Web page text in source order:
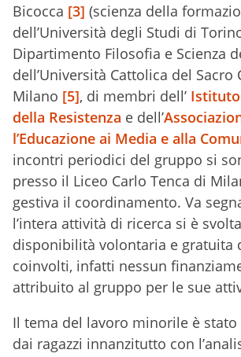
Bicocca [3] (scienza della
dell’Università degli Studi di
Dipartimento Filosofia e Scienza
dell’Università Cattolica del Sacro
Milano [5], di membri dell’ Istituto
della Resistenza e dell’
l’Educazione ai Media e alla
incontri periodici del gruppo si
presso il Liceo Carlo Tenca di
gestiva il coordinamento. Va
l’intera attività di ricerca si è
disponibilità volontaria e gratuita
coinvolti, infatti nessun
attribuito al gruppo per le sue
Il tema del lavoro minorile è
dai ragazzi innanzitutto con